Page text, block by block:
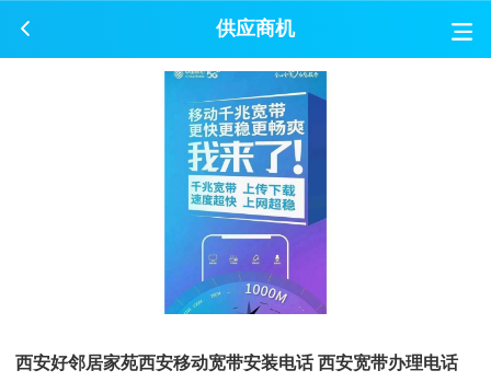
供应商机
西安好邻居家苑西安移动宽带安装电话 西安宽带办理电话